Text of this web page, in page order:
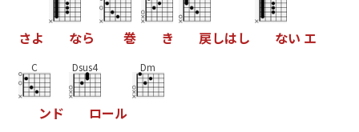
さよ なら 巻 き 戻しはし ない エ
C
ン ド
Dsus4
ロール
Dm